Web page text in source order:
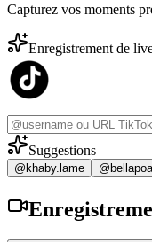
Capturez vos moments
Enregistrement de
Suggestions
@khaby.lame